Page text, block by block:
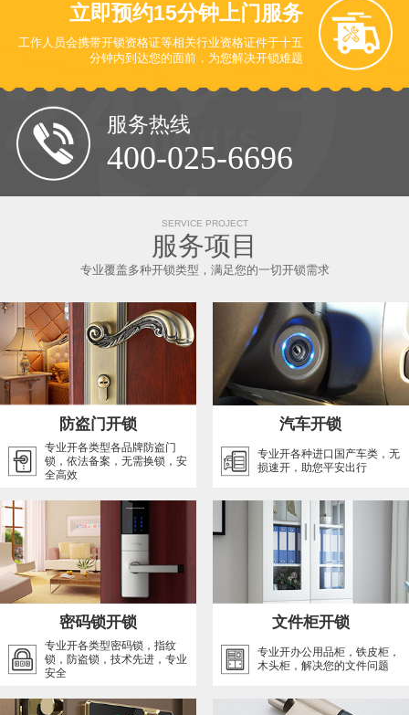
立即预约15分钟上门服务
工作人员会携带开锁资格证等相关行业资格证件于十五
分钟内到达您的面前，为您解决开锁难题
服务热线
400-025-6696
SERVICE PROJECT
服务项目
专业覆盖多种开锁类型，满足您的一切开锁需求
防盗门开锁
专业开各类型各品牌防盗门
锁，依法备案，无需换锁，安
全高效
汽车开锁
专业开各种进口国产车类，无
损速开，助您平安出行
密码锁开锁
专业开各类型密码锁，指纹
锁，防盗锁，技术先进，专业
安全
文件柜开锁
专业开办公用品柜，铁皮柜，
木头柜，解决您的文件问题